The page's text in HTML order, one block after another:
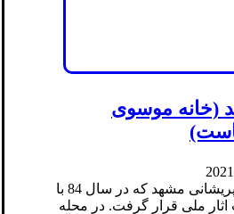
(خانه موسوی
خانه پریشانی مشهد خانه پریشانی مشهد که در سال 84 با
ثبت اثار ملی قرار گرفت. در محله